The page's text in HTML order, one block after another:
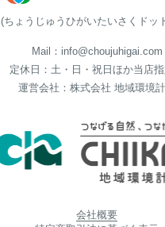
(ちょうじゅうひがいたいさくドッ
Mail：info@choujuhigai.com
定休日：土・日・祝日ほか当店指
運営会社：株式会社 地域環境
会社概要